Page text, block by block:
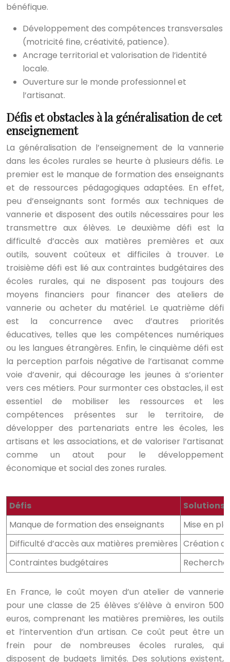
bénéfique.
Développement des compétences transversales
(motricité fine, créativité, patience).
Ancrage territorial et valorisation de l’identité
locale.
Ouverture sur le monde professionnel et
l’artisanat.
Défis et obstacles à la généralisation de cet
enseignement
La généralisation de l’enseignement de la vannerie
dans les écoles rurales se heurte à plusieurs défis. Le
premier est le manque de formation des enseignants
et de ressources pédagogiques adaptées. En effet,
peu d’enseignants sont formés aux techniques de
vannerie et disposent des outils nécessaires pour les
transmettre aux élèves. Le deuxième défi est la
difficulté d’accès aux matières premières et aux
outils, souvent coûteux et difficiles à trouver. Le
troisième défi est lié aux contraintes budgétaires des
écoles rurales, qui ne disposent pas toujours des
moyens financiers pour financer des ateliers de
vannerie ou acheter du matériel. Le quatrième défi
est la concurrence avec d’autres priorités
éducatives, telles que les compétences numériques
ou les langues étrangères. Enfin, le cinquième défi est
la perception parfois négative de l’artisanat comme
voie d’avenir, qui décourage les jeunes à s’orienter
vers ces métiers. Pour surmonter ces obstacles, il est
essentiel de mobiliser les ressources et les
compétences présentes sur le territoire, de
développer des partenariats entre les écoles, les
artisans et les associations, et de valoriser l’artisanat
comme un atout pour le développement
économique et social des zones rurales.
Défis
Solutions
Manque de formation des enseignants
Mise en
Difficulté d’accès aux matières premières Création
Contraintes budgétaires
En France, le coût moyen d’un atelier de vannerie
pour une classe de 25 élèves s’élève à environ 500
euros, comprenant les matières premières, les outils
et l’intervention d’un artisan. Ce coût peut être un
frein pour de nombreuses écoles rurales, qui
disposent de budgets limités. Des solutions existent,